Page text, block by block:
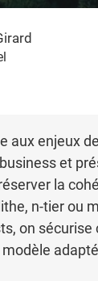
aux enjeux
et
la
n-tier ou
on
modèle